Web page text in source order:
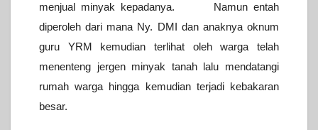
menjual minyak kepadanya. Namun entah
diperoleh dari mana Ny. DMI dan anaknya oknum
guru YRM kemudian terlihat oleh warga telah
menenteng jergen minyak tanah lalu mendatangi
rumah warga hingga kemudian terjadi kebakaran
besar.